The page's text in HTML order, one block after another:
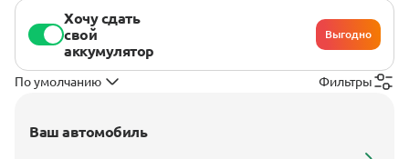
Хочу сдать
свой
аккумулятор
Выгодно
По умолчанию Фильтры
Ваш автомобиль